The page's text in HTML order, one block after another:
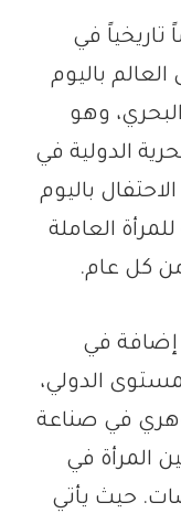
تاريخياً في
باليوم
وهو
الدولية في
الاحتفال باليوم
العاملة
إضافة في
الدولي،
في صناعة
المرأة في
حيث يأتي